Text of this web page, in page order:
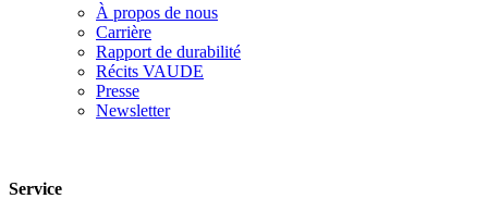
À propos de nous
Carrière
Rapport de durabilité
Récits VAUDE
Presse
Newsletter
Service